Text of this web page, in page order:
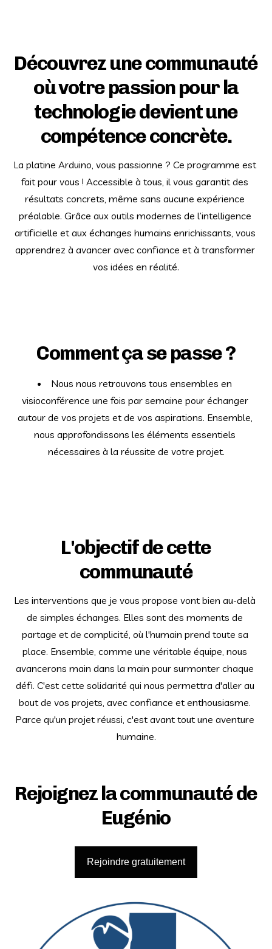
Découvrez une communauté
où votre passion pour la
technologie devient une
compétence concrète.
La platine Arduino, vous passionne ? Ce programme est
fait pour vous ! Accessible à tous, il vous garantit des
résultats concrets, même sans aucune expérience
préalable. Grâce aux outils modernes de l’intelligence
artificielle et aux échanges humains enrichissants, vous
apprendrez à avancer avec confiance et à transformer
vos idées en réalité.
Comment ça se passe ?
Nous nous retrouvons tous ensembles en
visioconférence une fois par semaine pour échanger
autour de vos projets et de vos aspirations. Ensemble,
nous approfondissons les éléments essentiels
nécessaires à la réussite de votre projet.
L'objectif de cette
communauté
Les interventions que je vous propose vont bien au-delà
de simples échanges. Elles sont des moments de
partage et de complicité, où l'humain prend toute sa
place. Ensemble, comme une véritable équipe, nous
avancerons main dans la main pour surmonter chaque
défi. C'est cette solidarité qui nous permettra d'aller au
bout de vos projets, avec confiance et enthousiasme.
Parce qu'un projet réussi, c'est avant tout une aventure
humaine.
Rejoignez la communauté de
Eugénio
Rejoindre gratuitement